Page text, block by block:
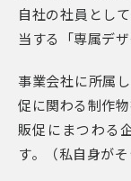
自社の社員とし
当する「専属デ
事業会社に所属
促に関わる制作物
販促にまつわる
す。（私自身がそ